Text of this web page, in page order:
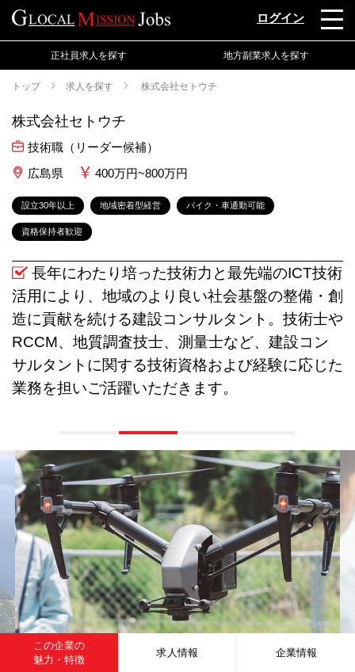
ログイン
正社員求人を探す 地方副業求人を探す
トップ 求人を探す 株式会社セトウチ
株式会社セトウチ
技術職（リーダー候補）
広島県
400万円~800万円
設立30年以上 地域密着型経営 バイク・車通勤可能
資格保持者歓迎
長年にわたり培った技術力と最先端のICT技術
活用により、地域のより良い社会基盤の整備・創
造に貢献を続ける建設コンサルタント。技術士や
RCCM、地質調査技士、測量士など、建設コン
サルタントに関する技術資格および経験に応じた
業務を担いご活躍いただきます。
この企業の
魅力・特徴
求人情報 企業情報